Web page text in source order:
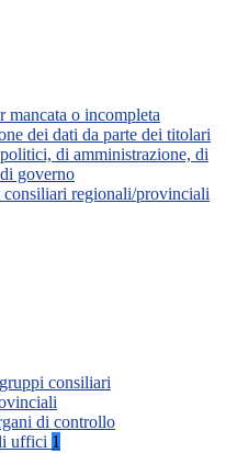
mancata o incompleta
dei dati da parte dei titolari
di amministrazione, di
governo
regionali/provinciali
consiliari
di controllo
uffici 1